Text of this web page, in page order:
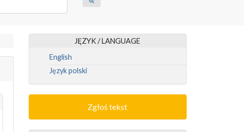
JĘZYK / LANGUAGE
English
Język polski
Zgłoś tekst